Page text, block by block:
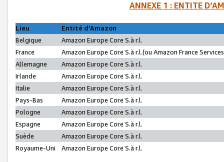
ANNEXE 1 : ENTITE
Lieu
Entité d’Amazon
Belgique
Amazon Europe Core S.à r.l.
France
Amazon Europe Core S.à r.l.(ou Amazon France
Allemagne
Amazon Europe Core S.à r.l.
Irlande
Amazon Europe Core S.à r.l.
Italie
Amazon Europe Core S.à r.l.
Pays-Bas
Amazon Europe Core S.à r.l.
Pologne
Amazon Europe Core S.à r.l.
Espagne
Amazon Europe Core S.à r.l.
Suède
Amazon Europe Core S.à r.l.
Royaume-Uni
Amazon Europe Core S.à r.l.